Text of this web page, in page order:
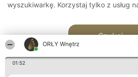
ORŁY Wnętrz
01:52
wyszukiwarkę. Korzystaj tylko z usług
Szukaj